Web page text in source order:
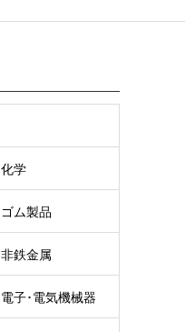
化学
ゴム製品
非鉄金属
電子･電気機械器